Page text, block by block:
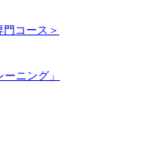
コース＞
ニング」